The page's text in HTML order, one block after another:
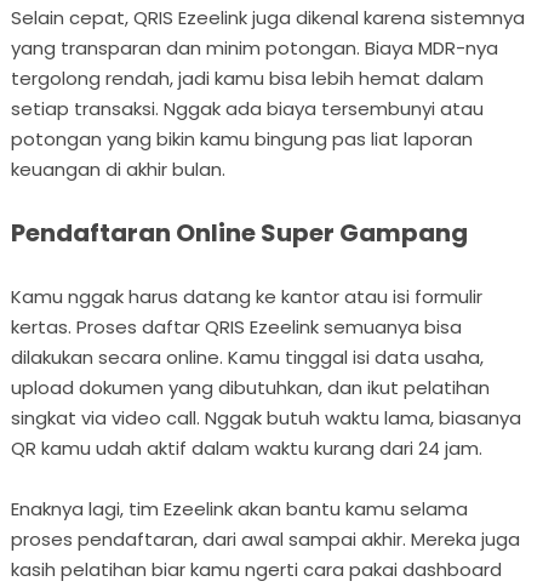
Selain cepat, QRIS Ezeelink juga dikenal karena sistemnya
yang transparan dan minim potongan. Biaya MDR-nya
tergolong rendah, jadi kamu bisa lebih hemat dalam
setiap transaksi. Nggak ada biaya tersembunyi atau
potongan yang bikin kamu bingung pas liat laporan
keuangan di akhir bulan.
Pendaftaran Online Super Gampang
Kamu nggak harus datang ke kantor atau isi formulir
kertas. Proses daftar QRIS Ezeelink semuanya bisa
dilakukan secara online. Kamu tinggal isi data usaha,
upload dokumen yang dibutuhkan, dan ikut pelatihan
singkat via video call. Nggak butuh waktu lama, biasanya
QR kamu udah aktif dalam waktu kurang dari 24 jam.
Enaknya lagi, tim Ezeelink akan bantu kamu selama
proses pendaftaran, dari awal sampai akhir. Mereka juga
kasih pelatihan biar kamu ngerti cara pakai dashboard